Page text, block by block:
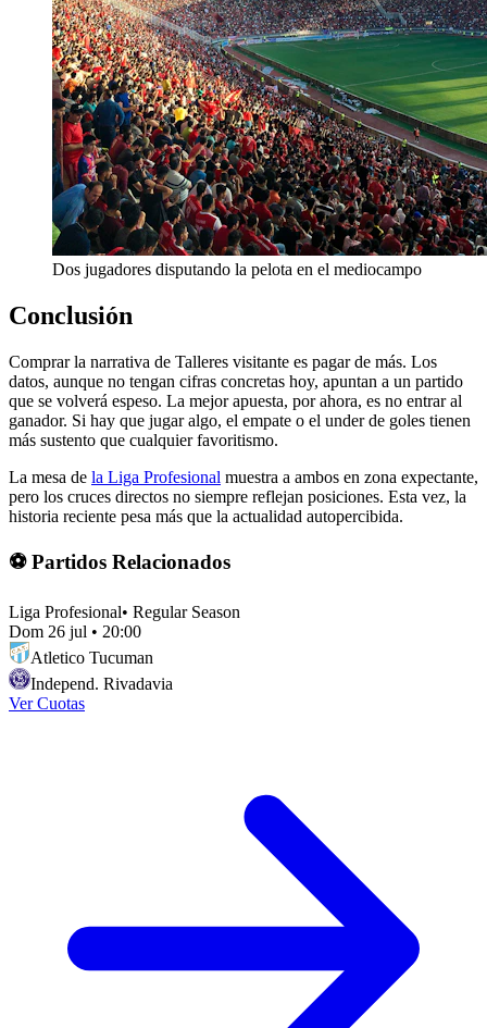
Dos jugadores disputando la pelota en el mediocampo
Conclusión
Comprar la narrativa de Talleres visitante es pagar de más. Los
datos, aunque no tengan cifras concretas hoy, apuntan a un partido
que se volverá espeso. La mejor apuesta, por ahora, es no entrar al
ganador. Si hay que jugar algo, el empate o el under de goles tienen
más sustento que cualquier favoritismo.
La mesa de la Liga Profesional muestra a ambos en zona expectante,
pero los cruces directos no siempre reflejan posiciones. Esta vez, la
historia reciente pesa más que la actualidad autopercibida.
⚽ Partidos Relacionados
Liga Profesional• Regular Season
Dom 26 jul • 20:00
Atletico Tucuman
Independ. Rivadavia
Ver Cuotas